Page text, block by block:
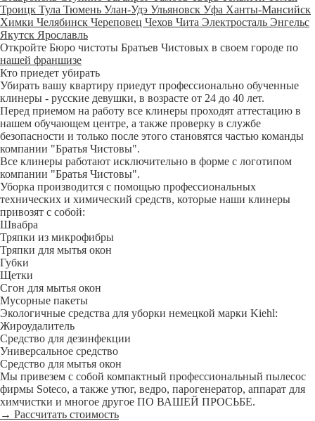
Троицк Тула Тюмень Улан-Удэ Ульяновск Уфа Ханты-Мансийск
Химки Челябинск Череповец Чехов Чита Электросталь Энгельс
Якутск Ярославль
Откройте Бюро чистоты Братьев Чистовых в своем городе по
нашей франшизе
Кто приедет убирать
Убирать вашу квартиру приедут профессионально обученные
клинеры - русские девушки, в возрасте от 24 до 40 лет.
Перед приемом на работу все клинеры проходят аттестацию в
нашем обучающем центре, а также проверку в службе
безопасности и только после этого становятся частью команды
компании "Братья Чистовы".
Все клинеры работают исключительно в форме с логотипом
компании "Братья Чистовы".
Уборка производится с помощью профессиональных
технических и химический средств, которые наши клинеры
привозят с собой:
Швабра
Тряпки из микрофибры
Тряпки для мытья окон
Губки
Щетки
Сгон для мытья окон
Мусорные пакеты
Экологичные средства для уборки немецкой марки Kiehl:
Жироудалитель
Средство для дезинфекции
Универсальное средство
Средство для мытья окон
Мы привезем с собой компактный профессиональный пылесос
фирмы Soteco, а также утюг, ведро, парогенератор, аппарат для
химчистки и многое другое ПО ВАШЕЙ ПРОСЬБЕ.
→ Рассчитать стоимость